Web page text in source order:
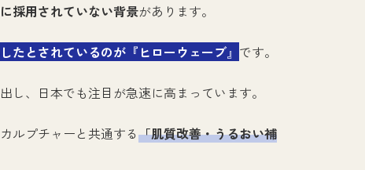
採用されていない背景があります。
たとされているのが『ヒローウェーブ』 です。
、日本でも注目が急速に高まっています。
ルプチャーと共通する「肌質改善・うるおい補